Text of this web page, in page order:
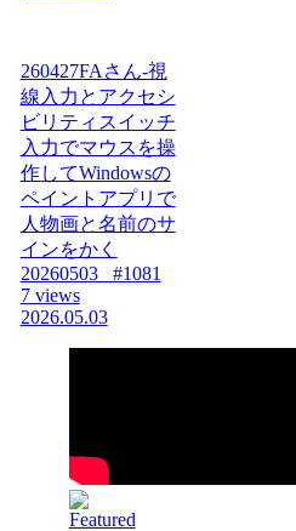
260427FAさん-視
線入力とアクセシ
ビリティスイッチ
入力でマウスを操
作してWindowsの
ペイントアプリで
人物画と名前のサ
インをかく
20260503_ #1081
7 views
2026.05.03